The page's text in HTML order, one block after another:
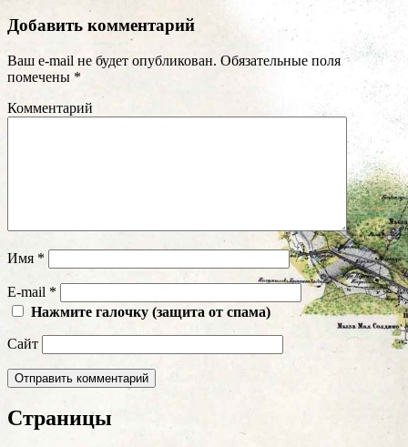
Добавить комментарий
Ваш e-mail не будет опубликован. Обязательные поля
помечены *
Комментарий
Имя *
E-mail *
Нажмите галочку (защита от спама)
Сайт
Страницы